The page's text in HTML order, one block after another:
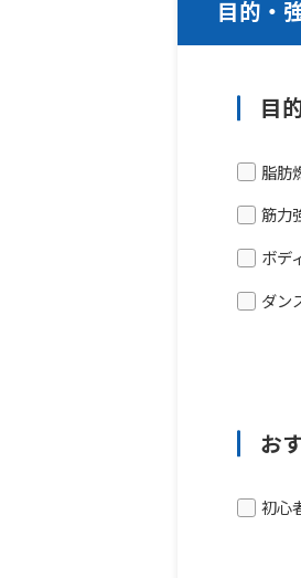
目的・
目
脂肪
筋力
ボデ
ダン
お
初心